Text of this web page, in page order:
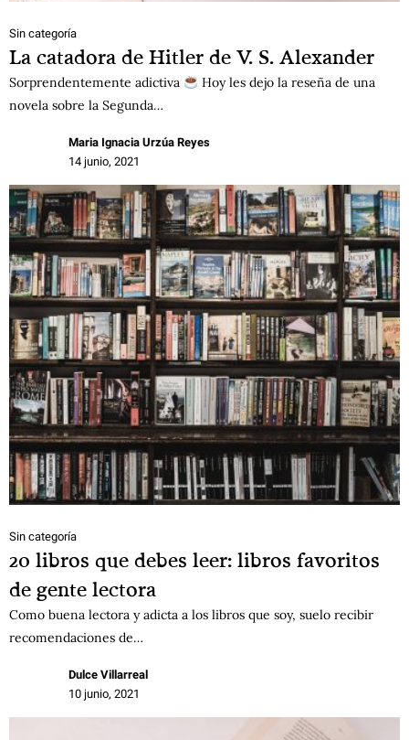
Sin categoría
La catadora de Hitler de V. S. Alexander
Sorprendentemente adictiva
Hoy les dejo la reseña de una
novela sobre la Segunda…
Maria Ignacia Urzúa Reyes
14 junio, 2021
Sin categoría
20 libros que debes leer: libros favoritos
de gente lectora
Como buena lectora y adicta a los libros que soy, suelo recibir
recomendaciones de…
Dulce Villarreal
10 junio, 2021